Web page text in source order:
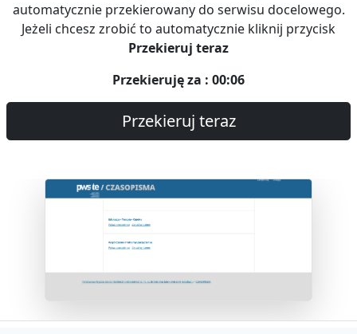
automatycznie przekierowany do serwisu docelowego.
Jeżeli chcesz zrobić to automatycznie kliknij przycisk
Przekieruj teraz
Przekieruję za : 00:06
Przekieruj teraz